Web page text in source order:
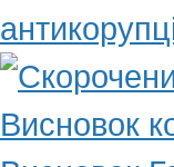
Висновок